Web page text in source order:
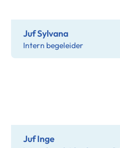
Juf Sylvana
Intern begeleider
Juf Inge